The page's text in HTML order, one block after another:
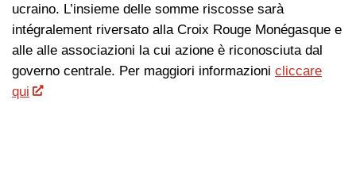
ucraino. L’insieme delle somme riscosse sarà
intégralement riversato alla Croix Rouge Monégasque e
alle alle associazioni la cui azione è riconosciuta dal
governo centrale. Per maggiori informazioni cliccare
qui